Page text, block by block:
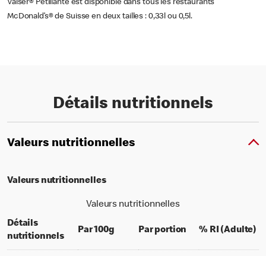
Valser® Pétillante est disponible dans tous les restaurants
McDonald’s® de Suisse en deux tailles : 0,33l ou 0,5l.
Détails nutritionnels
Valeurs nutritionnelles
Valeurs nutritionnelles
Valeurs nutritionnelles
Détails
nutritionnels
Par 100gper 100 grams
Par portion per portion
% RI (Adulte)